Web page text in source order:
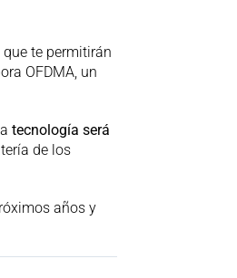
te permitirán
OFDMA, un
tecnología será
de los
años y